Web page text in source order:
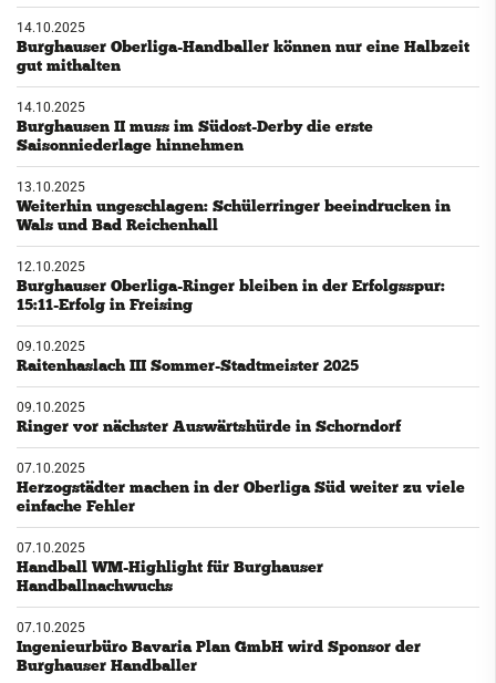
14.10.2025
Burghauser Oberliga-Handballer können nur eine Halbzeit
gut mithalten
14.10.2025
Burghausen II muss im Südost-Derby die erste
Saisonniederlage hinnehmen
13.10.2025
Weiterhin ungeschlagen: Schülerringer beeindrucken in
Wals und Bad Reichenhall
12.10.2025
Burghauser Oberliga-Ringer bleiben in der Erfolgsspur:
15:11-Erfolg in Freising
09.10.2025
Raitenhaslach III Sommer-Stadtmeister 2025
09.10.2025
Ringer vor nächster Auswärtshürde in Schorndorf
07.10.2025
Herzogstädter machen in der Oberliga Süd weiter zu viele
einfache Fehler
07.10.2025
Handball WM-Highlight für Burghauser
Handballnachwuchs
07.10.2025
Ingenieurbüro Bavaria Plan GmbH wird Sponsor der
Burghauser Handballer